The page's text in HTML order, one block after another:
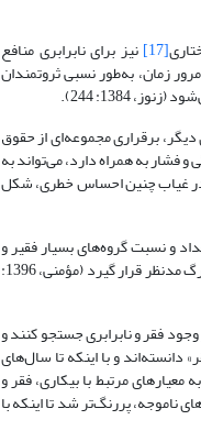
[17] نیز برای نابرابری منافع
زمان، به‌طور نسبی ثروتمندان
1384: 244).
برقراری مجموعه‌ای از حقوق
فشار به‌ همراه دارد، می‌تواند به
در غیاب چنین احساس خطری، شکل
تعداد و نسبت گروه‌های بسیار فقیر و
بسیار غنی و حرکت به سمت «تعادل و توازن اجتماعی» موجب شد تا فقر و بیکاری گسترده و نابرابری‌های شدید، به عنوان یکی از علل اصلی بحران بزرگ مدنظر قرار گیرد (مؤمنی، 1396:
فقر و نابرابری جستجو ‌کنند و
‌توسعه از دهه 1960 به بعد، غایت توسعه را «رفع فقر» دانسته‌اند و با اینکه تا سال‌های
معیارهای مرتبط با بیکاری، فقر و
ناموجه، پررنگ‌تر شد تا اینکه با